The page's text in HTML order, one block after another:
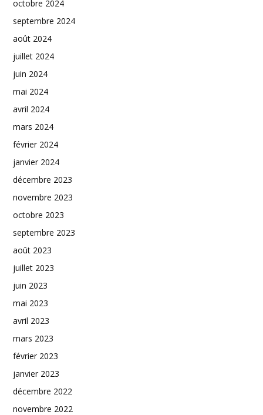
octobre 2024
septembre 2024
août 2024
juillet 2024
juin 2024
mai 2024
avril 2024
mars 2024
février 2024
janvier 2024
décembre 2023
novembre 2023
octobre 2023
septembre 2023
août 2023
juillet 2023
juin 2023
mai 2023
avril 2023
mars 2023
février 2023
janvier 2023
décembre 2022
novembre 2022